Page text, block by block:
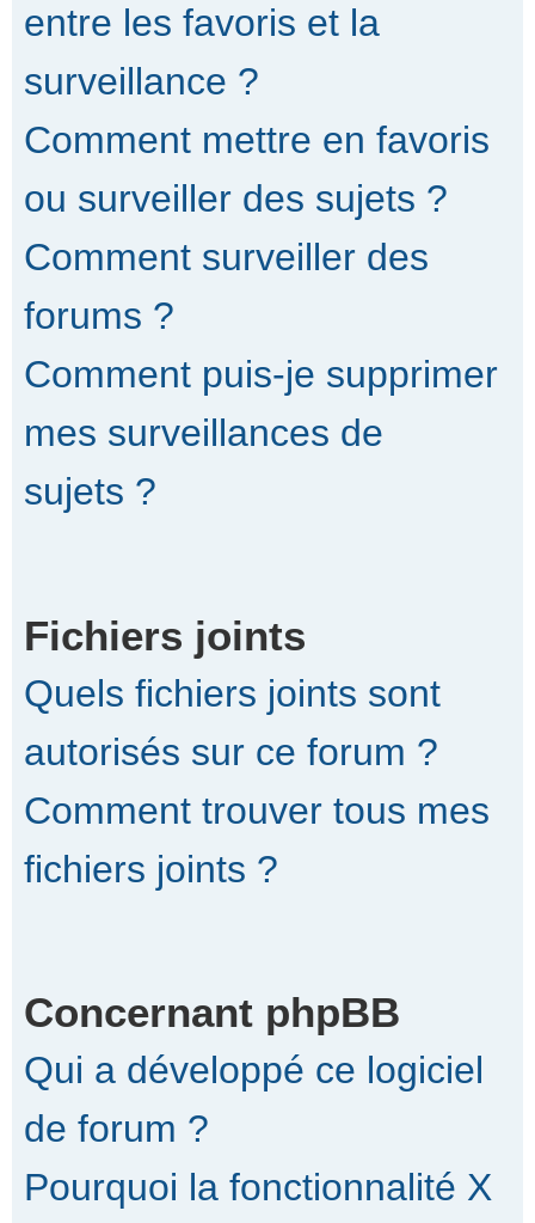
entre les favoris et la
surveillance ?
Comment mettre en favoris
ou surveiller des sujets ?
Comment surveiller des
forums ?
Comment puis-je supprimer
mes surveillances de
sujets ?
Fichiers joints
Quels fichiers joints sont
autorisés sur ce forum ?
Comment trouver tous mes
fichiers joints ?
Concernant phpBB
Qui a développé ce logiciel
de forum ?
Pourquoi la fonctionnalité X